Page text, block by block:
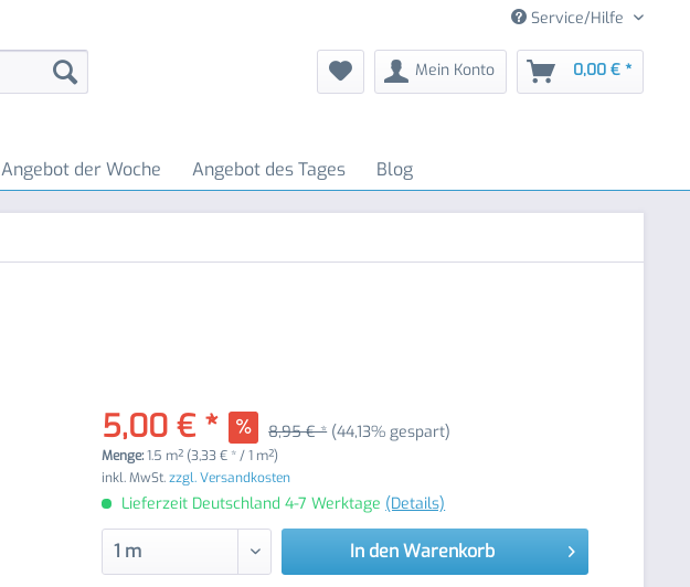
Service/Hilfe
Mein Konto 0,00 € *
Angebot der Woche Angebot des Tages Blog
5,00 € * 8,95 € * (44,13% gespart)
Menge:1.5 m² (3,33 € * / 1 m²)
inkl. MwSt.zzgl. Versandkosten
Lieferzeit Deutschland 4-7 Werktage (Details)
In den Warenkorb